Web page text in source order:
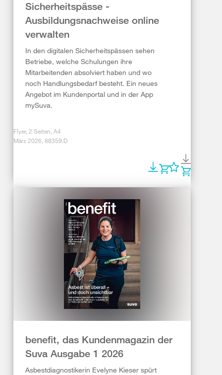
Sicherheitspässe -
Ausbildungsnachweise online
verwalten
In den digitalen Sicherheitspässen sehen
Betriebe, welche Schulungen ihre
Mitarbeitenden absolviert haben und wo
noch Handlungsbedarf besteht. Ein neues
Angebot im Kundenportal und in der App
mySuva.
Flyer, 2 Seiten, A4
März 2026, 88359.D
benefit, das Kundenmagazin der
Suva Ausgabe 1 2026
Asbestdiagnostikerin Evelyne Kieser spürt